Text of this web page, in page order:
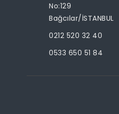
No:129
Bağcılar/İSTANBUL
0212 520 32 40
0533 650 51 84